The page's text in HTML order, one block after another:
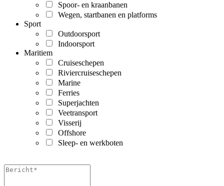
Spoor- en kraanbanen
Wegen, startbanen en platforms
Sport
Outdoorsport
Indoorsport
Maritiem
Cruiseschepen
Riviercruiseschepen
Marine
Ferries
Superjachten
Veetransport
Visserij
Offshore
Sleep- en werkboten